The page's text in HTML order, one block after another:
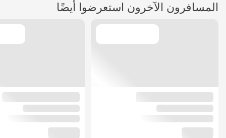
المسافرون الآخرون استعرضوا أيضًا